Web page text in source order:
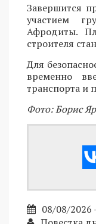
Завершится
участием
Афродиты.
строителя
Для
временно
транспорта и
Фото: Борис
08/08/2026